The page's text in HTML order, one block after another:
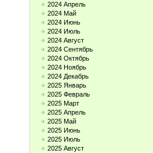
2024 Апрель
2024 Май
2024 Июнь
2024 Июль
2024 Август
2024 Сентябрь
2024 Октябрь
2024 Ноябрь
2024 Декабрь
2025 Январь
2025 Февраль
2025 Март
2025 Апрель
2025 Май
2025 Июнь
2025 Июль
2025 Август